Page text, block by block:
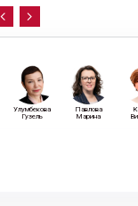
10
Павлова
Марина
Улумбекова
Гузель